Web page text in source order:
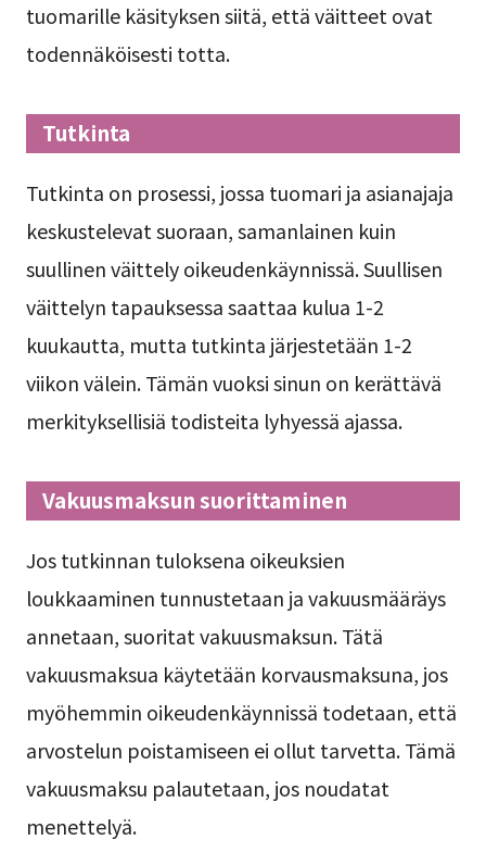
tuomarille käsityksen siitä, että väitteet ovat
todennäköisesti totta.
Tutkinta
Tutkinta on prosessi, jossa tuomari ja asianajaja
keskustelevat suoraan, samanlainen kuin
suullinen väittely oikeudenkäynnissä. Suullisen
väittelyn tapauksessa saattaa kulua 1-2
kuukautta, mutta tutkinta järjestetään 1-2
viikon välein. Tämän vuoksi sinun on kerättävä
merkityksellisiä todisteita lyhyessä ajassa.
Vakuusmaksun suorittaminen
Jos tutkinnan tuloksena oikeuksien
loukkaaminen tunnustetaan ja vakuusmääräys
annetaan, suoritat vakuusmaksun. Tätä
vakuusmaksua käytetään korvausmaksuna, jos
myöhemmin oikeudenkäynnissä todetaan, että
arvostelun poistamiseen ei ollut tarvetta. Tämä
vakuusmaksu palautetaan, jos noudatat
menettelyä.